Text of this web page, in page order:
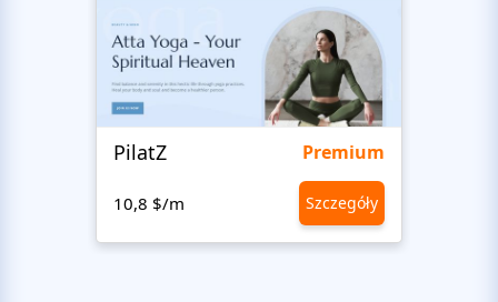
PilatZ Premium
10,8 $/m Szczegóły